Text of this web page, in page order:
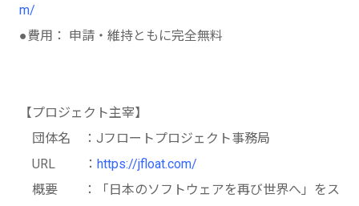
m/
●費用： 申請・維持ともに完全無料
【プロジェクト主宰】
団体名 ：Jフロートプロジェクト事務局
URL ： https://jfloat.com/
概要 ：「日本のソフトウェアを再び世界へ」をス